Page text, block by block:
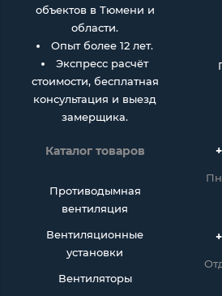
объектов в Тюмени и
области.
Опыт более 12 лет.
Экспресс расчёт
стоимости, бесплатная
консультация и выезд
замерщика.
Каталог товаров
Противодымная
вентиляция
Вентиляционные
установки
Вентиляторы